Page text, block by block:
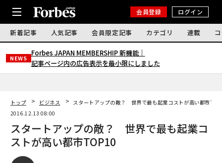
会員登録 ログイン
新着記事 人気記事 会員限定記事 カテゴリ 連載
NEWS
Forbes JAPAN MEMBERSHIP 新機能｜
記事ページ内の広告表示を最小限にしました
トップ ビジネス
スタートアップの敵？ 世界で最も起業コストが高い都市
2016.12.13 08:00
スタートアップの敵？ 世界で最も起業コ
ストが高い都市TOP10